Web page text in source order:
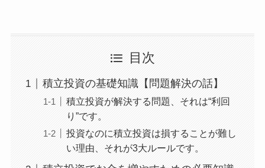
目次
積立投資の基礎知識【問題解決の話】
積立投資が解決する問題、それは“利回
り”です。
投資なのに積立投資は損することが難し
い理由、それが3大ルールです。